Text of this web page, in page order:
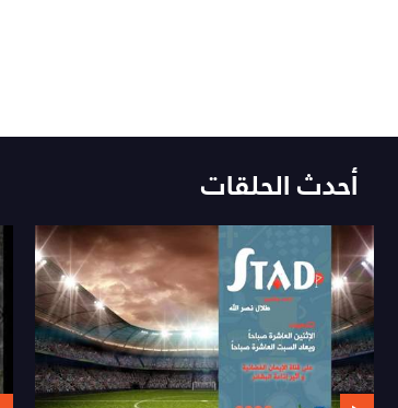
أحدث الحلقات